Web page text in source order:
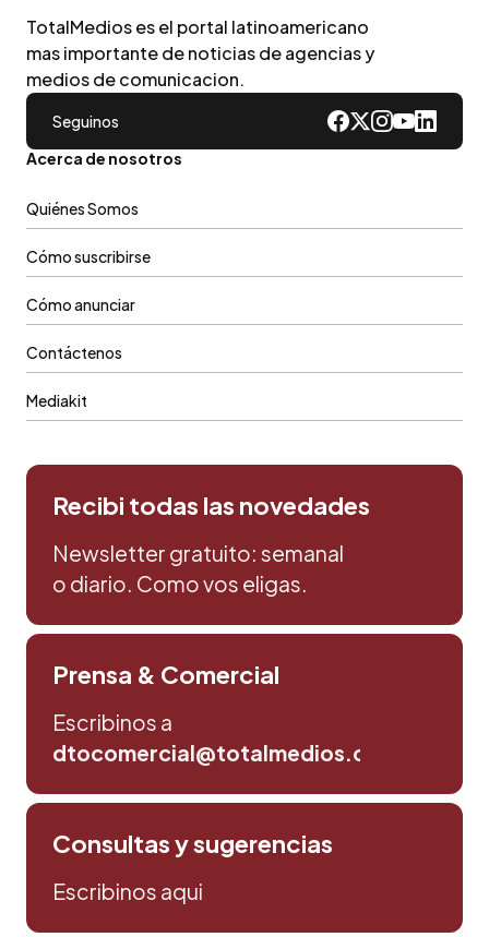
TotalMedios es el portal latinoamericano
mas importante de noticias de agencias y
medios de comunicacion.
Seguinos
Acerca de nosotros
Quiénes Somos
Cómo suscribirse
Cómo anunciar
Contáctenos
Mediakit
Recibi todas las novedades
Newsletter gratuito: semanal
o diario. Como vos eligas.
Prensa & Comercial
Escribinos a
dtocomercial@totalmedios.com
Consultas y sugerencias
Escribinos aqui